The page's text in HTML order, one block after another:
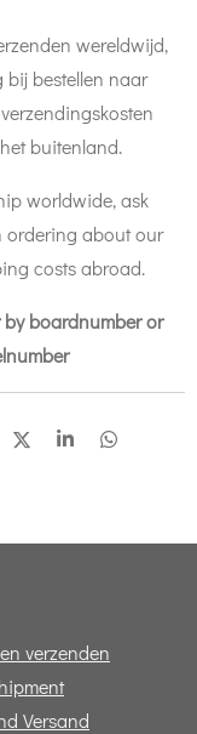
wereldwijd,
bij bestellen naar
buitenland.
worldwide, ask
ordering about our
costs abroad.
by boardnumber or
D
S
D
verzenden
Versand